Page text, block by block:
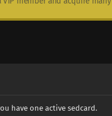
have one active sedcard.